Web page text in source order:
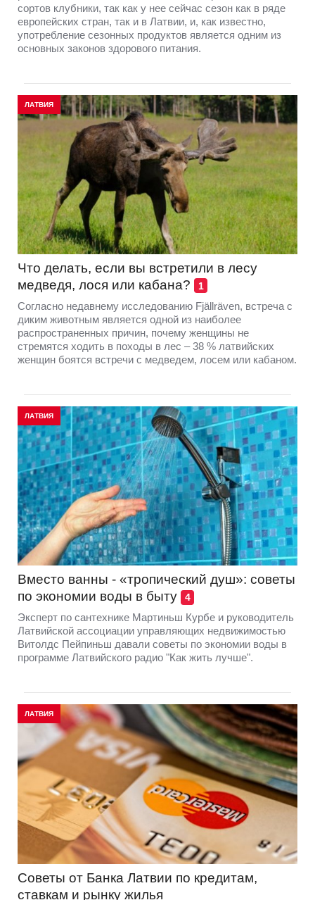
сортов клубники, так как у нее сейчас сезон как в ряде
европейских стран, так и в Латвии, и, как известно,
употребление сезонных продуктов является одним из
основных законов здорового питания.
ЛАТВИЯ
Что делать, если вы встретили в лесу
медведя, лося или кабана?
1
Согласно недавнему исследованию Fjällräven, встреча с
диким животным является одной из наиболее
распространенных причин, почему женщины не
стремятся ходить в походы в лес – 38 % латвийских
женщин боятся встречи с медведем, лосем или кабаном.
ЛАТВИЯ
Вместо ванны - «тропический душ»: советы
по экономии воды в быту
4
Эксперт по сантехнике Мартиньш Курбе и руководитель
Латвийской ассоциации управляющих недвижимостью
Витолдс Пейпиньш давали советы по экономии воды в
программе Латвийского радио "Как жить лучше".
ЛАТВИЯ
Cоветы от Банка Латвии по кредитам,
ставкам и рынку жилья